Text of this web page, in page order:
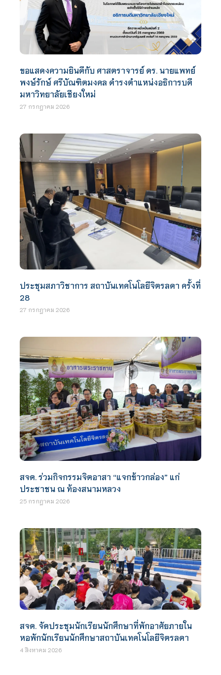
ขอแสดงความยินดีกับ ศาสตราจารย์ ดร. นายแพทย์
พงษ์รักษ์ ศรีบัณฑิตมงคล ดำรงตำแหน่งอธิการบดี
มหาวิทยาลัยเชียงใหม่
27 กรกฎาคม 2026
ประชุมสภาวิชาการ สถาบันเทคโนโลยีจิตรลดา ครั้งที่
28
27 กรกฎาคม 2026
สจด. ร่วมกิจกรรมจิตอาสา “แจกข้าวกล่อง” แก่
ประชาชน ณ ท้องสนามหลวง
25 กรกฎาคม 2026
สจด. จัดประชุมนักเรียนนักศึกษาที่พักอาศัยภายใน
หอพักนักเรียนนักศึกษาสถาบันเทคโนโลยีจิตรลดา
4 สิงหาคม 2026